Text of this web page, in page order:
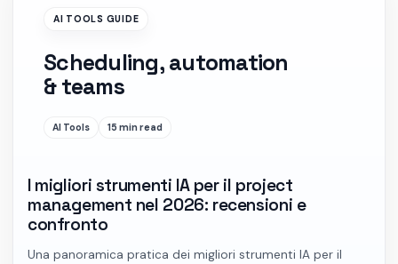
AI TOOLS GUIDE
Scheduling, automation
& teams
AI Tools 15 min read
I migliori strumenti IA per il project
management nel 2026: recensioni e
confronto
Una panoramica pratica dei migliori strumenti IA per il